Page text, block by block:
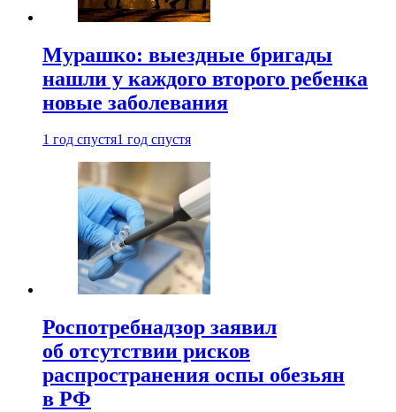
Мурашко: выездные бригады
нашли у каждого второго ребенка
новые заболевания
1 год спустя1 год спустя
Роспотребнадзор заявил
об отсутствии рисков
распространения оспы обезьян
в РФ